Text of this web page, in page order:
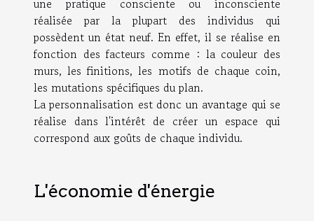
une pratique consciente ou inconsciente
réalisée par la plupart des individus qui
possèdent un état neuf. En effet, il se réalise en
fonction des facteurs comme : la couleur des
murs, les finitions, les motifs de chaque coin,
les mutations spécifiques du plan.
La personnalisation est donc un avantage qui se
réalise dans l'intérêt de créer un espace qui
correspond aux goûts de chaque individu.
L'économie d'énergie